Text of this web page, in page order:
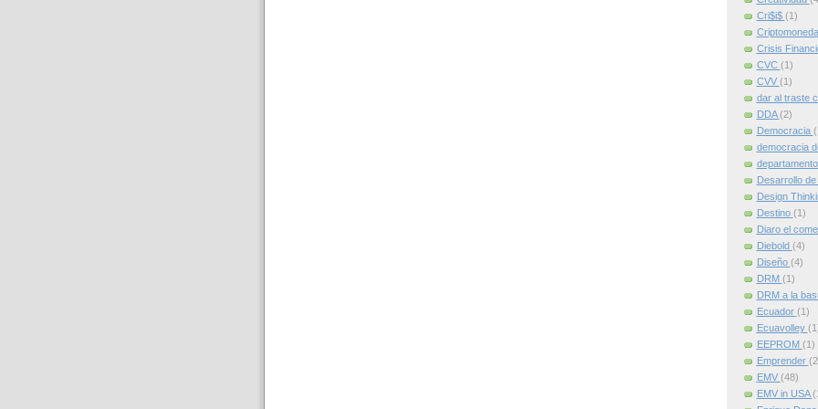
Cri$i$ (1)
Crisis
CVC (1)
CVV (1)
dar al traste
DDA(2)
Democracia
democracia
Desarrollo
Design
Destino (1)
Diaro el
Diebold (4)
Diseño (4)
DRM (1)
DRM a la
Ecuador (1)
Ecuavolley
EEPROM (1)
Emprender
EMV (48)
EMV in USA